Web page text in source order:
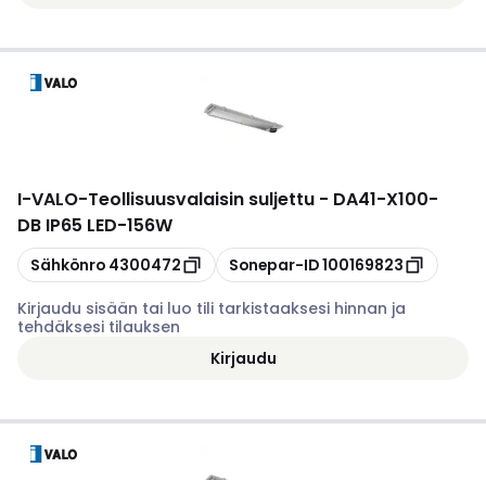
I-VALO-Teollisuusvalaisin suljettu - DA41-X100-
DB IP65 LED-156W
Kopioi
Sähkönro 4300472 Kopioi
Sonepar-ID100169823
Kirjaudu sisään tai luo tili tarkistaaksesi hinnan ja
tehdäksesi tilauksen
Kirjaudu